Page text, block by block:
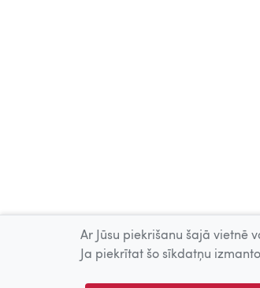
Ar Jūsu piekrišanu šajā vietnē
Ja piekrītat šo sīkdatņu